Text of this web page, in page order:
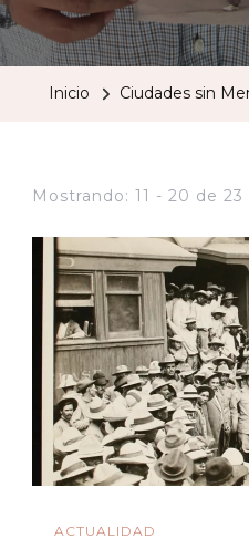
Inicio Ciudades sin
Mostrando: 11 - 20 de 23
ACTUALIDAD